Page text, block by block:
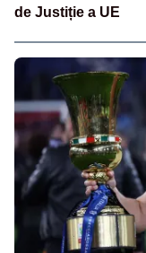
de Justiție a UE